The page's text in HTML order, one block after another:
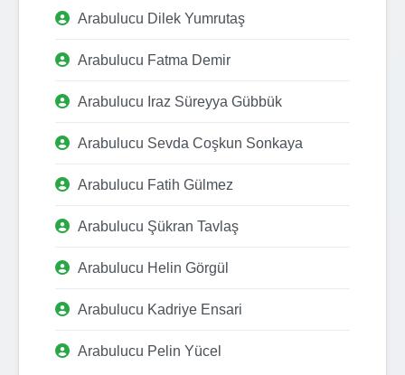
Arabulucu Dilek Yumrutaş
Arabulucu Fatma Demir
Arabulucu Iraz Süreyya Gübbük
Arabulucu Sevda Coşkun Sonkaya
Arabulucu Fatih Gülmez
Arabulucu Şükran Tavlaş
Arabulucu Helin Görgül
Arabulucu Kadriye Ensari
Arabulucu Pelin Yücel